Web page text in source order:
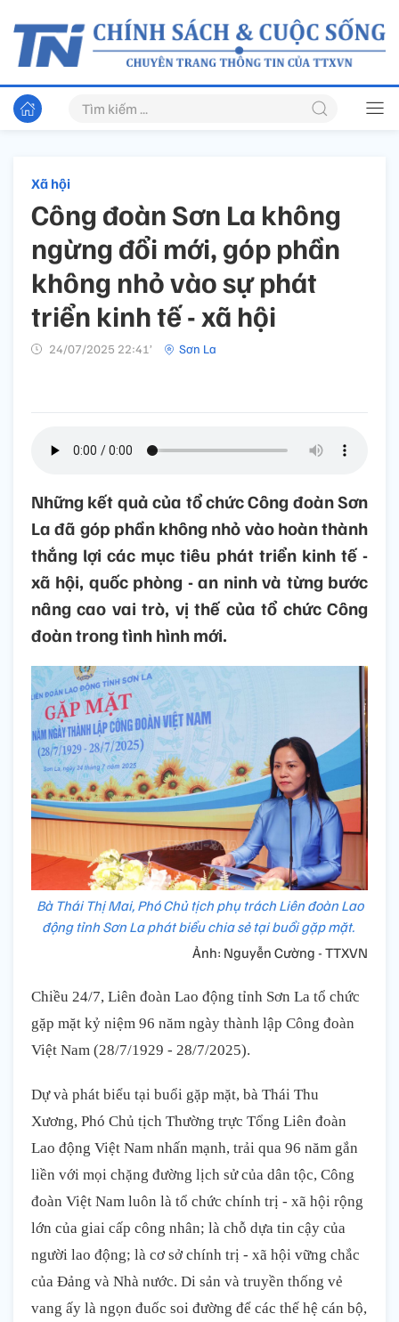
Xã hội
Công đoàn Sơn La không
ngừng đổi mới, góp phần
không nhỏ vào sự phát
triển kinh tế - xã hội
24/07/2025 22:41’ Sơn La
Những kết quả của tổ chức Công đoàn Sơn
La đã góp phần không nhỏ vào hoàn thành
thắng lợi các mục tiêu phát triển kinh tế -
xã hội, quốc phòng - an ninh và từng bước
nâng cao vai trò, vị thế của tổ chức Công
đoàn trong tình hình mới.
Bà Thái Thị Mai, Phó Chủ tịch phụ trách Liên đoàn Lao
động tỉnh Sơn La phát biểu chia sẻ tại buổi gặp mặt.
Ảnh: Nguyễn Cường - TTXVN
Chiều 24/7, Liên đoàn Lao động tỉnh Sơn La tổ chức
gặp mặt kỷ niệm 96 năm ngày thành lập Công đoàn
Việt Nam (28/7/1929 - 28/7/2025).
Dự và phát biểu tại buổi gặp mặt, bà Thái Thu
Xương, Phó Chủ tịch Thường trực Tổng Liên đoàn
Lao động Việt Nam nhấn mạnh, trải qua 96 năm gắn
liền với mọi chặng đường lịch sử của dân tộc, Công
đoàn Việt Nam luôn là tổ chức chính trị - xã hội rộng
lớn của giai cấp công nhân; là chỗ dựa tin cậy của
người lao động; là cơ sở chính trị - xã hội vững chắc
của Đảng và Nhà nước. Di sản và truyền thống vẻ
vang ấy là ngọn đuốc soi đường để các thế hệ cán bộ,